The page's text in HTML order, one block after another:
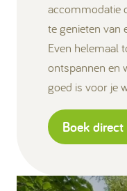
accommodatie
te genieten van
Even helemaal
ontspannen en
goed is voor je
Boek direct